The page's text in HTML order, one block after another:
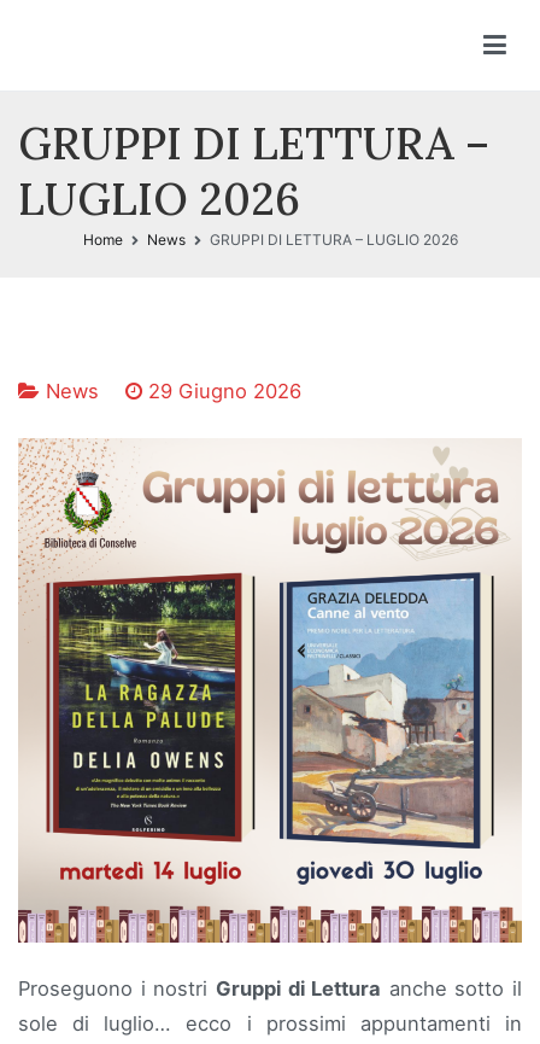
GRUPPI DI LETTURA –
LUGLIO 2026
Home News GRUPPI DI LETTURA – LUGLIO 2026
News 29 Giugno 2026
Proseguono i nostri Gruppi di Lettura anche sotto il
sole di luglio… ecco i prossimi appuntamenti in